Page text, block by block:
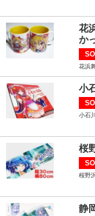
花
か
花浜
小
小石
桜
桜野
静